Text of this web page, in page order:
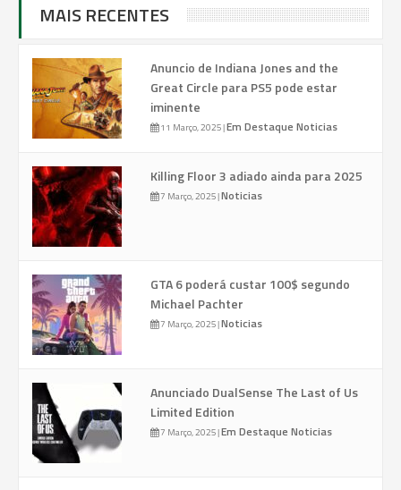
MAIS RECENTES
Anuncio de Indiana Jones and the
Great Circle para PS5 pode estar
iminente
11 Março, 2025|Em Destaque Noticias
Killing Floor 3 adiado ainda para 2025
7 Março, 2025|Noticias
GTA 6 poderá custar 100$ segundo
Michael Pachter
7 Março, 2025|Noticias
Anunciado DualSense The Last of Us
Limited Edition
7 Março, 2025|Em Destaque Noticias